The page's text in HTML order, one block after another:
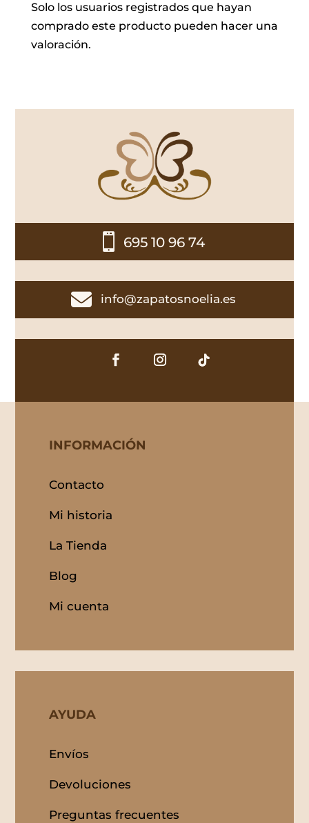
Solo los usuarios registrados que hayan
comprado este producto pueden hacer una
valoración.
 695 10 96 74
 info@zapatosnoelia.es
INFORMACIÓN
Contacto
Mi historia
La Tienda
Blog
Mi cuenta
AYUDA
Envíos
Devoluciones
Preguntas frecuentes